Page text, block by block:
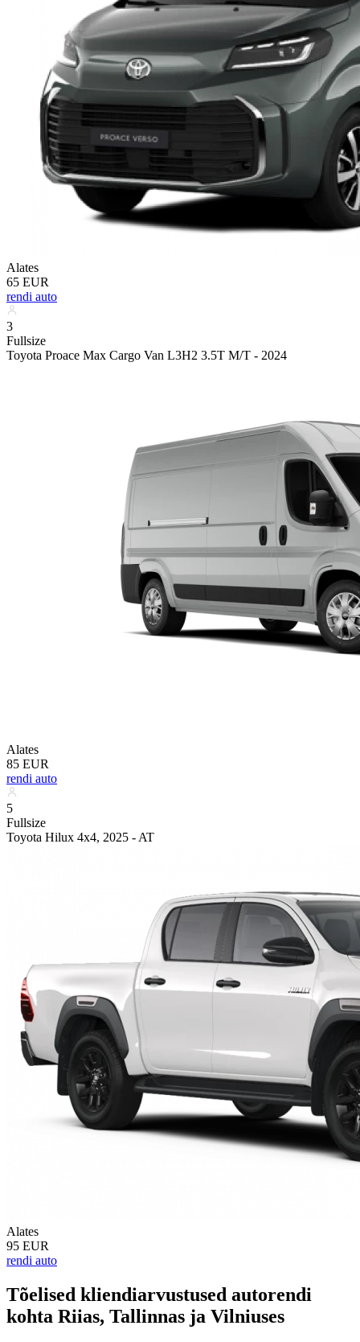
Alates
65 EUR
rendi auto
3
Fullsize
Toyota Proace Max Cargo Van L3H2 3.5T M/T - 2024
Alates
85 EUR
rendi auto
5
Fullsize
Toyota Hilux 4x4, 2025 - AT
Alates
95 EUR
rendi auto
Tõelised kliendiarvustused autorendi
kohta Riias, Tallinnas ja Vilniuses